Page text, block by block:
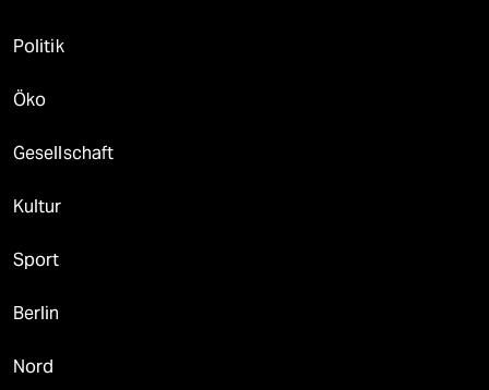
Politik
Öko
Gesellschaft
Kultur
Sport
Berlin
Nord